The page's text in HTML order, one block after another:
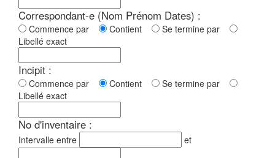
Correspondant-e (Nom Prénom Dates) :
Commence par Contient
Se termine par
Libellé exact
Incipit :
Commence par Contient
Se termine par
Libellé exact
No d'inventaire :
Intervalle entre et